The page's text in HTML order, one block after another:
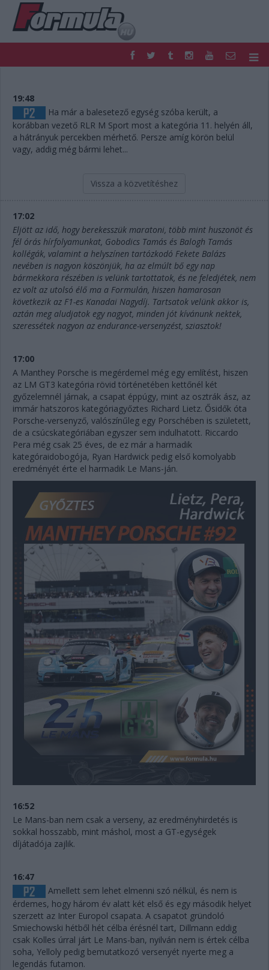
FORMULA
NEMZETKÖZI
HAZAI
RETRO
EGYÉB
PODCAST
SHOP
LIVE
19:48
Ha már a balesetező egység szóba került, a
korábban vezető RLR M Sport most a kategória 11. helyén áll,
a hátrányuk percekben mérhető. Persze amíg körön belül
vagy, addig még bármi lehet...
Vissza a közvetítéshez
17:02
Eljött az idő, hogy berekesszük maratoni, több mint huszonöt és
fél órás hírfolyamunkat, Gobodics Tamás és Balogh Tamás
kollégák, valamint a helyszínen tartózkodó Fekete Balázs
nevében is nagyon köszönjük, ha az elmúlt bő egy nap
bármekkora részében is velünk tartottatok, és ne feledjétek, nem
ez volt az utolsó élő ma a Formulán, hiszen hamarosan
következik az F1-es Kanadai Nagydíj. Tartsatok velünk akkor is,
aztán meg aludjatok egy nagyot, minden jót kívánunk nektek,
szeressétek nagyon az endurance-versenyzést, sziasztok!
17:00
A Manthey Porsche is megérdemel még egy említést, hiszen
az LM GT3 kategória rövid történetében kettőnél két
győzelemnél járnak, a csapat éppúgy, mint az osztrák ász, az
immár hatszoros kategóriagyőztes Richard Lietz. Ősidők óta
Porsche-versenyző, valószínűleg egy Porschében is született,
de a csúcskategóriában egyszer sem indulhatott. Riccardo
Pera még csak 25 éves, de ez már a harmadik
kategóraidobogója, Ryan Hardwick pedig első komolyabb
eredményét érte el harmadik Le Mans-ján.
16:52
Le Mans-ban nem csak a verseny, az eredményhirdetés is
sokkal hosszabb, mint máshol, most a GT-egységek
díjátadója zajlik.
16:47
Amellett sem lehet elmenni szó nélkül, és nem is
érdemes, hogy három év alatt két első és egy második helyet
szerzett az Inter Europol csapata. A csapatot gründoló
Smiechowski hétből hét célba érésnél tart, Dillmann eddig
csak Kolles úrral járt Le Mans-ban, nyilván nem is értek célba
soha, Yelloly pedig bemutatkozó versenyét nyerte meg a
legendás futamon.